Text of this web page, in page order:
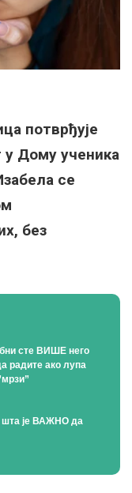
потврђује
у Дому ученика
се
без
сте ВИШЕ него
радите ако лупа
шта је ВАЖНО да